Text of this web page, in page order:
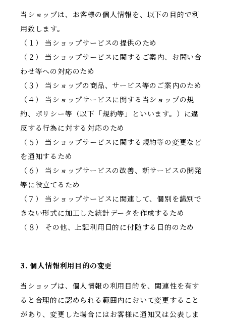
当ショップは、お客様の個人情報を、以下の目的で利
用致します。
（１） 当ショップサービスの提供のため
（２） 当ショップサービスに関するご案内、お問い合
わせ等への対応のため
（３） 当ショップの商品、サービス等のご案内のため
（４） 当ショップサービスに関する当ショップの規
約、ポリシー等（以下「規約等」といいます。）に違
反する行為に対する対応のため
（５） 当ショップサービスに関する規約等の変更など
を通知するため
（６） 当ショップサービスの改善、新サービスの開発
等に役立てるため
（７） 当ショップサービスに関連して、個別を識別で
きない形式に加工した統計データを作成するため
（８） その他、上記利用目的に付随する目的のため
3. 個人情報利用目的の変更
当ショップは、個人情報の利用目的を、関連性を有す
ると合理的に認められる範囲内において変更すること
があり、変更した場合にはお客様に通知又は公表しま